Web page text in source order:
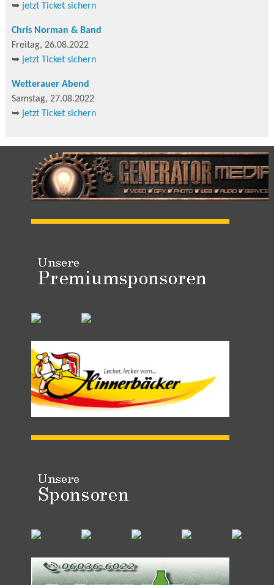
➥ jetzt Ticket sichern
Chris Norman & Band
Freitag, 26.08.2022
➥ jetzt Ticket sichern
Wetterauer Abend
Samstag, 27.08.2022
➥ jetzt Ticket sichern